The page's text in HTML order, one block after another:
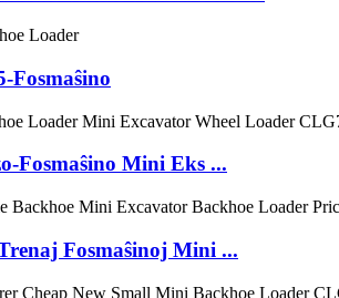
Fosmaŝino
Fosmaŝino Mini Eks ...
Fosmaŝinoj Mini ...